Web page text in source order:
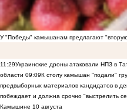
У "Победы" камышанам предлагают
11:29Украинские дроны атаковали НПЗ в
области 09:09К столу камышан "подали"
предвыборных материалов кандидатов в
побеждает и должна срочно "выстрелить
Камышине 10 августа